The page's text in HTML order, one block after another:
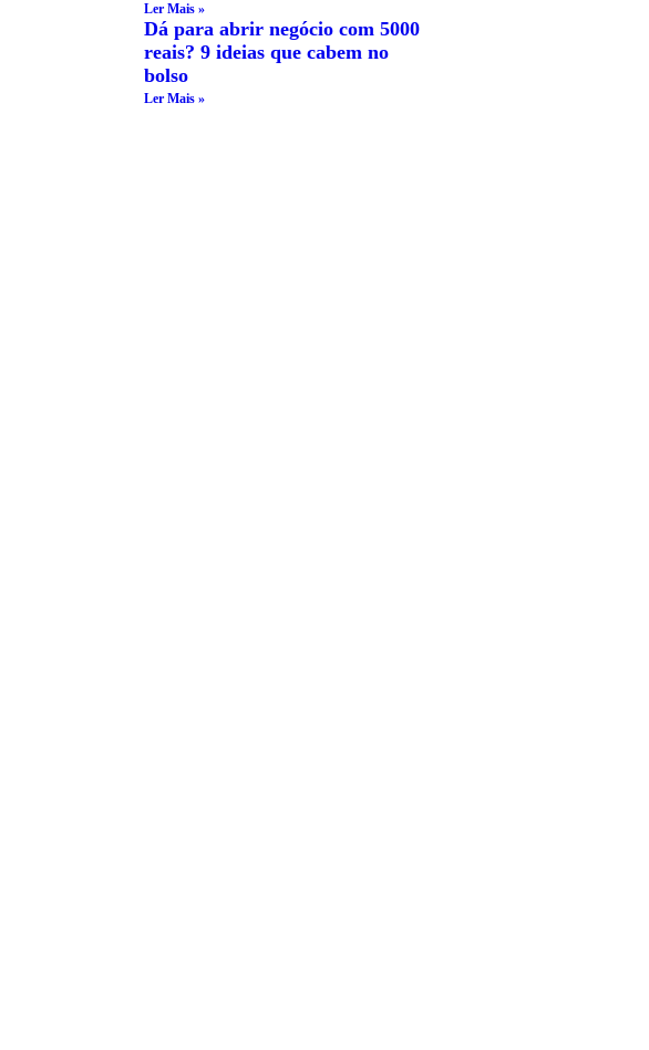
Ler Mais »
Dá para abrir negócio com 5000
reais? 9 ideias que cabem no
bolso
Ler Mais »